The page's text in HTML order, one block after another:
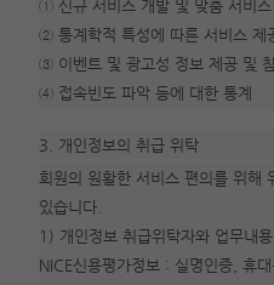
① 신규 서비스 개발 및 맞춤 서비
② 통계학적 특성에 따른 서비스 제
③ 이벤트 및 광고성 정보 제공 및
④ 접속빈도 파악 등에 대한 통계
3. 개인정보의 취급 위탁
회원의 원활한 서비스 편의를 위해
있습니다.
1) 개인정보 취급위탁자와 업무내용
NICE신용평가정보 : 실명인증, 휴